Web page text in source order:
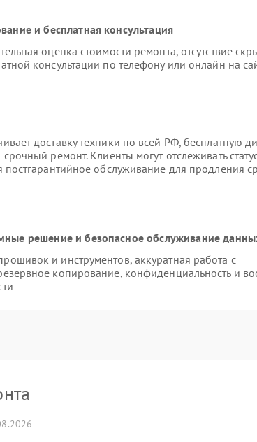
и бесплатная консультация
оценка стоимости ремонта, отсутствие
консультации по телефону или онлайн на
доставку техники по всей РФ, бесплатную
ремонт. Клиенты могут отслеживать
постгарантийное обслуживание для продления
решение и безопасное обслуживание
и инструментов, аккуратная работа с
копирование, конфиденциальность и